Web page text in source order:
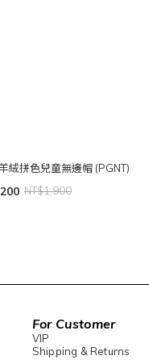
絨拼色兒童無邊帽 (PGNT)
NT$1,900
For Customer
VIP
Shipping & Returns